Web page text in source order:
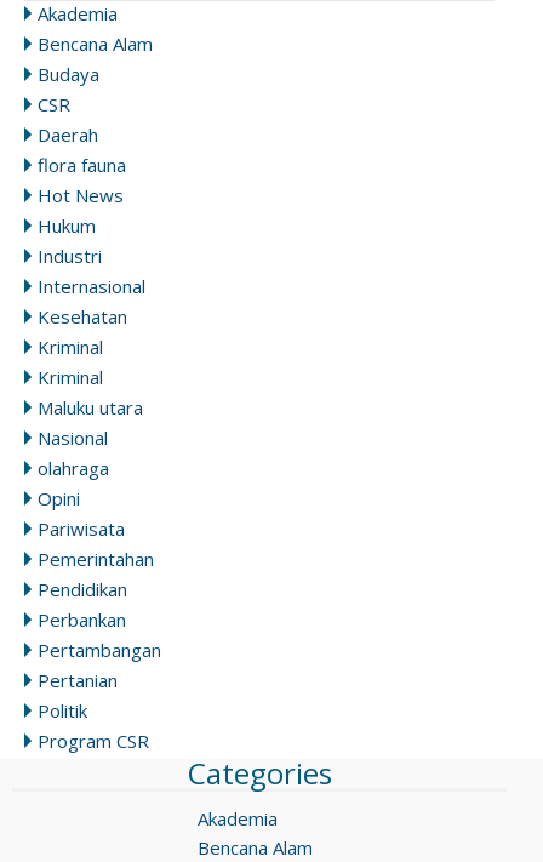
Akademia
Bencana Alam
Budaya
CSR
Daerah
flora fauna
Hot News
Hukum
Industri
Internasional
Kesehatan
Kriminal
Kriminal
Maluku utara
Nasional
olahraga
Opini
Pariwisata
Pemerintahan
Pendidikan
Perbankan
Pertambangan
Pertanian
Politik
Program CSR
Categories
Akademia
Bencana Alam